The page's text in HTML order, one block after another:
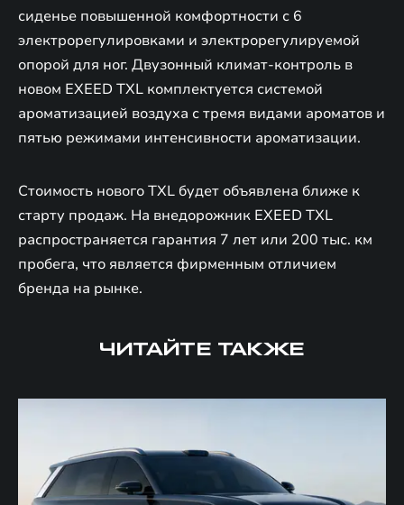
сиденье повышенной комфортности с 6
электрорегулировками и электрорегулируемой
опорой для ног. Двузонный климат-контроль в
новом EXEED TXL комплектуется системой
ароматизацией воздуха с тремя видами ароматов и
пятью режимами интенсивности ароматизации.
Стоимость нового TXL будет объявлена ближе к
старту продаж. На внедорожник EXEED TXL
распространяется гарантия 7 лет или 200 тыс. км
пробега, что является фирменным отличием
бренда на рынке.
ЧИТАЙТЕ ТАКЖЕ